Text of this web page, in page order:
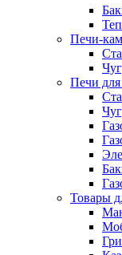
Печи-
Печи
Товары